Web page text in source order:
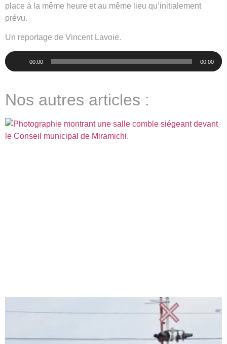
place à la même heure et au même lieu qu’initialement
prévu.
Un reportage de Vincent Lavoie.
Lecteur
audio
00:00 00:00
Nos autres articles :